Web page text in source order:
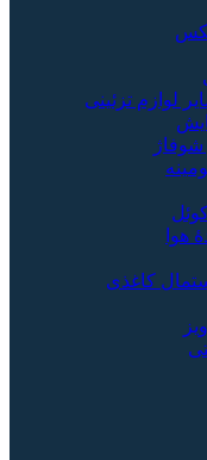
لوازم تزئینی
شوفاژ
هوا
کاغذی